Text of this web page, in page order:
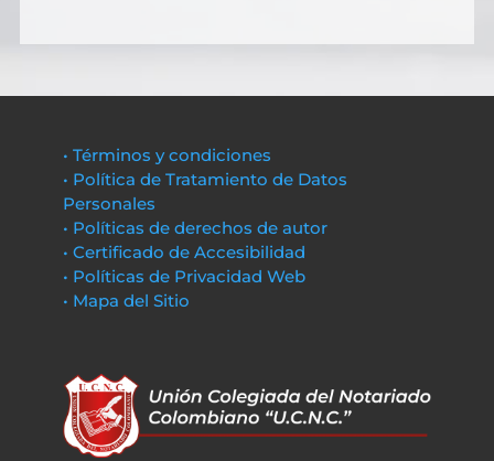
• Términos y condiciones
• Política de Tratamiento de Datos
Personales
• Políticas de derechos de autor
• Certificado de Accesibilidad
• Políticas de Privacidad Web
• Mapa del Sitio